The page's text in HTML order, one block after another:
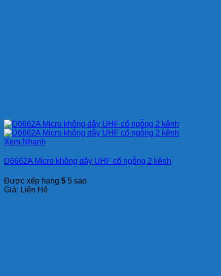
Xem Nhanh
D6662A Micro không dây UHF cổ ngỗng 2 kênh
Được xếp hạng 5 5 sao
Giá: Liên Hệ